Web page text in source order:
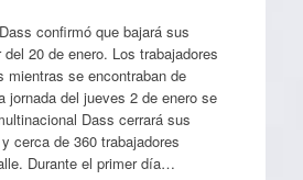
confirmó que bajará sus
20 de enero. Los trabajadores
mientras se encontraban de
jornada del jueves 2 de enero se
Dass cerrará sus
cerca de 360 trabajadores
Durante el primer día…